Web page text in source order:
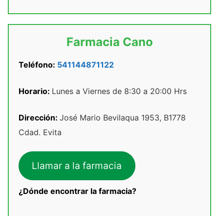
Farmacia Cano
Teléfono: 541144871122
Horario: Lunes a Viernes de 8:30 a 20:00 Hrs
Dirección: José Mario Bevilaqua 1953, B1778
Cdad. Evita
Llamar a la farmacia
¿Dónde encontrar la farmacia?